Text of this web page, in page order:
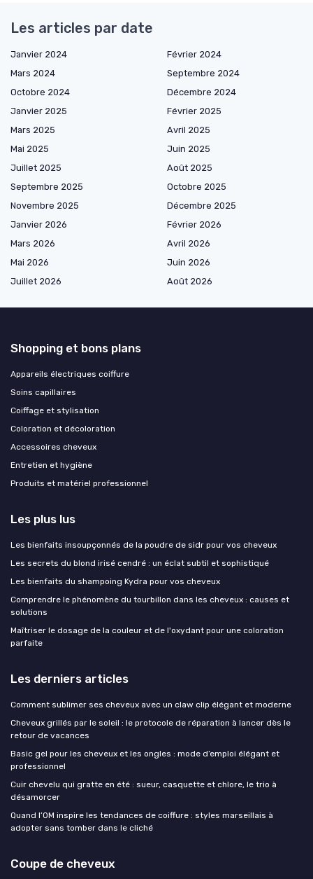
Les articles par date
Janvier 2024
Février 2024
Mars 2024
Septembre 2024
Octobre 2024
Décembre 2024
Janvier 2025
Février 2025
Mars 2025
Avril 2025
Mai 2025
Juin 2025
Juillet 2025
Août 2025
Septembre 2025
Octobre 2025
Novembre 2025
Décembre 2025
Janvier 2026
Février 2026
Mars 2026
Avril 2026
Mai 2026
Juin 2026
Juillet 2026
Août 2026
Shopping et bons plans
Appareils électriques coiffure
Soins capillaires
Coiffage et stylisation
Coloration et décoloration
Accessoires cheveux
Entretien et hygiène
Produits et matériel professionnel
Les plus lus
Les bienfaits insoupçonnés de la poudre de sidr pour vos cheveux
Les secrets du blond irisé cendré : un éclat subtil et sophistiqué
Les bienfaits du shampoing Kydra pour vos cheveux
Comprendre le phénomène du tourbillon dans les cheveux : causes et
solutions
Maîtriser le dosage de la couleur et de l'oxydant pour une coloration
parfaite
Les derniers articles
Comment sublimer ses cheveux avec un claw clip élégant et moderne
Cheveux grillés par le soleil : le protocole de réparation à lancer dès le
retour de vacances
Basic gel pour les cheveux et les ongles : mode d’emploi élégant et
professionnel
Cuir chevelu qui gratte en été : sueur, casquette et chlore, le trio à
désamorcer
Quand l’OM inspire les tendances de coiffure : styles marseillais à
adopter sans tomber dans le cliché
Coupe de cheveux